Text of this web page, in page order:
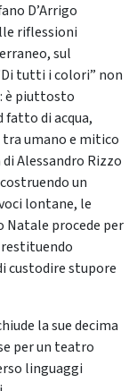
D’Arrigo
riflessioni
sul
tutti i colori” non
è piuttosto
fatto di acqua,
umano e mitico
Alessandro Rizzo
un
lontane, le
Natale procede per
custodire stupore
la sue decima
per un teatro
linguaggi